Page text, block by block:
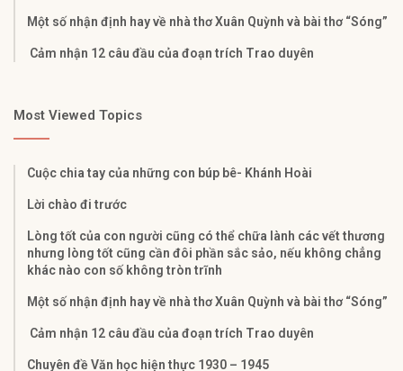
Một số nhận định hay về nhà thơ Xuân Quỳnh và bài thơ “Sóng”
Cảm nhận 12 câu đầu của đoạn trích Trao duyên
Most Viewed Topics
Cuộc chia tay của những con búp bê- Khánh Hoài
Lời chào đi trước
Lòng tốt của con người cũng có thể chữa lành các vết thương
nhưng lòng tốt cũng cần đôi phần sắc sảo, nếu không chẳng
khác nào con số không tròn trĩnh
Một số nhận định hay về nhà thơ Xuân Quỳnh và bài thơ “Sóng”
Cảm nhận 12 câu đầu của đoạn trích Trao duyên
Chuyên đề Văn học hiện thực 1930 – 1945